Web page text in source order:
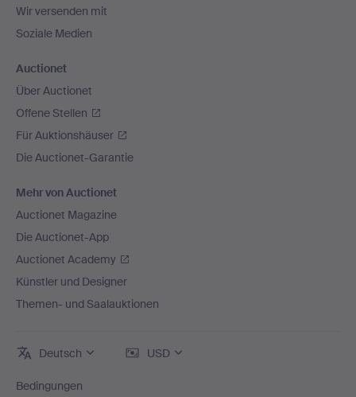
Wir versenden mit
Soziale Medien
Auctionet
Über Auctionet
Offene Stellen
Für Auktionshäuser
Die Auctionet-Garantie
Mehr von Auctionet
Auctionet Magazine
Die Auctionet-App
Auctionet Academy
Künstler und Designer
Themen- und Saalauktionen
Deutsch USD
Bedingungen